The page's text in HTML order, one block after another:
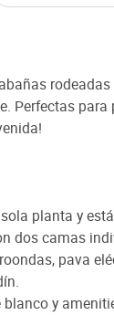
Perfectas
planta y
dos camas
pava
y